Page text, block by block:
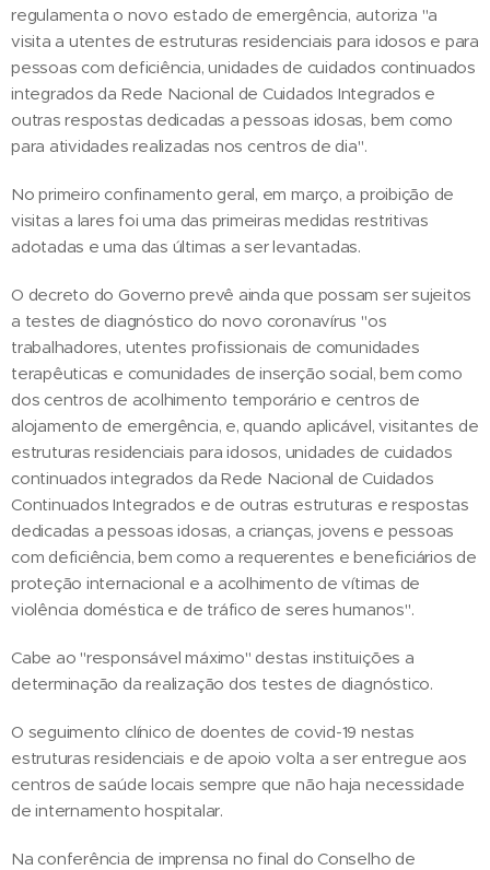
regulamenta o novo estado de emergência, autoriza "a
visita a utentes de estruturas residenciais para idosos e para
pessoas com deficiência, unidades de cuidados continuados
integrados da Rede Nacional de Cuidados Integrados e
outras respostas dedicadas a pessoas idosas, bem como
para atividades realizadas nos centros de dia".
No primeiro confinamento geral, em março, a proibição de
visitas a lares foi uma das primeiras medidas restritivas
adotadas e uma das últimas a ser levantadas.
O decreto do Governo prevê ainda que possam ser sujeitos
a testes de diagnóstico do novo coronavírus "os
trabalhadores, utentes profissionais de comunidades
terapêuticas e comunidades de inserção social, bem como
dos centros de acolhimento temporário e centros de
alojamento de emergência, e, quando aplicável, visitantes de
estruturas residenciais para idosos, unidades de cuidados
continuados integrados da Rede Nacional de Cuidados
Continuados Integrados e de outras estruturas e respostas
dedicadas a pessoas idosas, a crianças, jovens e pessoas
com deficiência, bem como a requerentes e beneficiários de
proteção internacional e a acolhimento de vítimas de
violência doméstica e de tráfico de seres humanos".
Cabe ao "responsável máximo" destas instituições a
determinação da realização dos testes de diagnóstico.
O seguimento clínico de doentes de covid-19 nestas
estruturas residenciais e de apoio volta a ser entregue aos
centros de saúde locais sempre que não haja necessidade
de internamento hospitalar.
Na conferência de imprensa no final do Conselho de